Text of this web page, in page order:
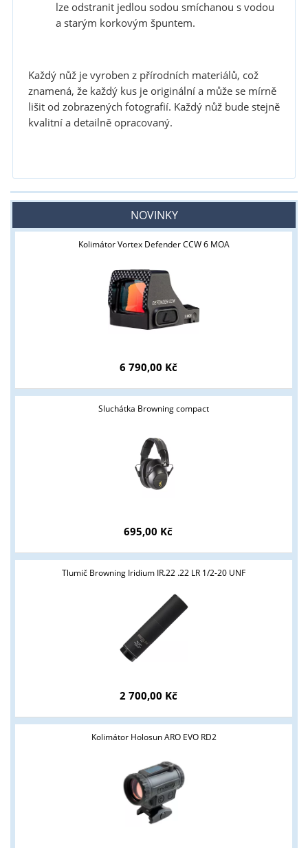
lze odstranit jedlou sodou smíchanou s vodou
a starým korkovým špuntem.
Každý nůž je vyroben z přírodních materiálů, což
znamená, že každý kus je originální a může se mírně
lišit od zobrazených fotografií. Každý nůž bude stejně
kvalitní a detailně opracovaný.
NOVINKY
Kolimátor Vortex Defender CCW 6 MOA
6 790,00 Kč
Sluchátka Browning compact
695,00 Kč
Tlumič Browning Iridium IR.22 .22 LR 1/2-20 UNF
2 700,00 Kč
Kolimátor Holosun ARO EVO RD2
Tyto stránky jsou určeny pouze odborné veřejnosti od 18 let a
podnikatelům v oblasti zbraně a střelivo. Splňujete tyto
podmínky?
ANO NE